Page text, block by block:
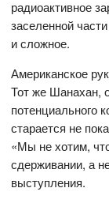
радиоактивное
заселенной
и сложное.
Американское
Тот же Шанахан,
потенциального
старается не
«Мы не хотим,
сдерживании, а
выступления.